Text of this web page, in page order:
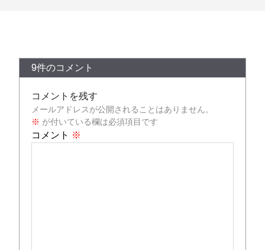
9件のコメント
コメントを残す
メールアドレスが公開されることはありません。
※ が付いている欄は必須項目です
コメント ※